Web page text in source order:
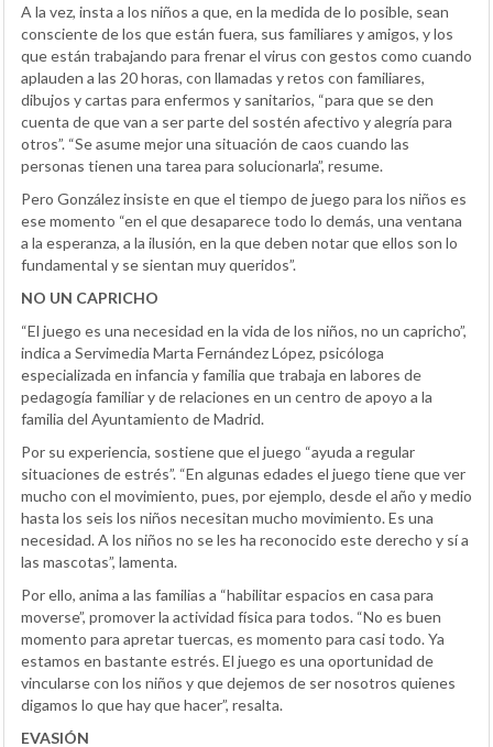
A la vez, insta a los niños a que, en la medida de lo posible, sean
consciente de los que están fuera, sus familiares y amigos, y los
que están trabajando para frenar el virus con gestos como cuando
aplauden a las 20 horas, con llamadas y retos con familiares,
dibujos y cartas para enfermos y sanitarios, “para que se den
cuenta de que van a ser parte del sostén afectivo y alegría para
otros”. “Se asume mejor una situación de caos cuando las
personas tienen una tarea para solucionarla”, resume.
Pero González insiste en que el tiempo de juego para los niños es
ese momento “en el que desaparece todo lo demás, una ventana
a la esperanza, a la ilusión, en la que deben notar que ellos son lo
fundamental y se sientan muy queridos”.
NO UN CAPRICHO
“El juego es una necesidad en la vida de los niños, no un capricho”,
indica a Servimedia Marta Fernández López, psicóloga
especializada en infancia y familia que trabaja en labores de
pedagogía familiar y de relaciones en un centro de apoyo a la
familia del Ayuntamiento de Madrid.
Por su experiencia, sostiene que el juego “ayuda a regular
situaciones de estrés”. “En algunas edades el juego tiene que ver
mucho con el movimiento, pues, por ejemplo, desde el año y medio
hasta los seis los niños necesitan mucho movimiento. Es una
necesidad. A los niños no se les ha reconocido este derecho y sí a
las mascotas”, lamenta.
Por ello, anima a las familias a “habilitar espacios en casa para
moverse”, promover la actividad física para todos. “No es buen
momento para apretar tuercas, es momento para casi todo. Ya
estamos en bastante estrés. El juego es una oportunidad de
vincularse con los niños y que dejemos de ser nosotros quienes
digamos lo que hay que hacer”, resalta.
EVASIÓN